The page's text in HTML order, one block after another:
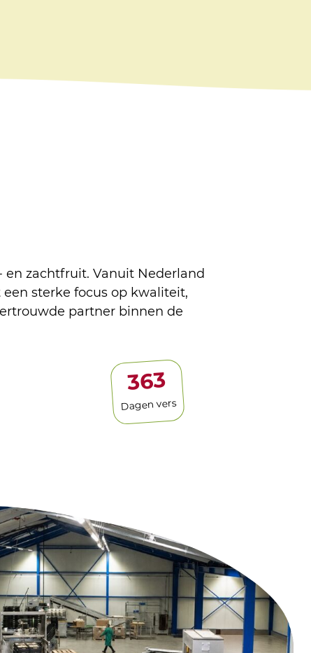
zachtfruit. Vanuit Nederland
sterke focus op kwaliteit,
partner binnen de
365
Dagen vers